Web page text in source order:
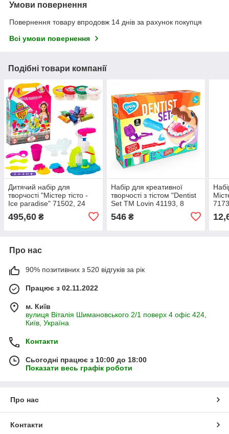
Умови повернення
Повернення товару впродовж 14 днів за рахунок покупця
Всі умови повернення
Подібні товари компанії
Дитячий набір для
творчості "Містер тісто -
Ice paradise" 71502, 24
495,60 ₴
Набір для креативної
творчості з тістом "Dentist
Set TM Lovin 41193, 8
546₴
Про нас
90% позитивних з 520 відгуків за рік
Працює з 02.11.2022
м. Київ
вулиця Віталія Шимановського 2/1 поверх 4 офіс 424,
Київ, Україна
Контакти
Сьогодні працює з 10:00 до 18:00
Показати весь графік роботи
Про нас
Контакти